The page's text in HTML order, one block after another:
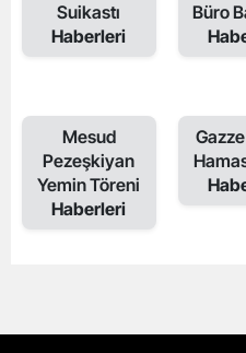
Suikastı
Haberleri
Büro
Mesud
Pezeşkiyan
Yemin Töreni
Haberleri